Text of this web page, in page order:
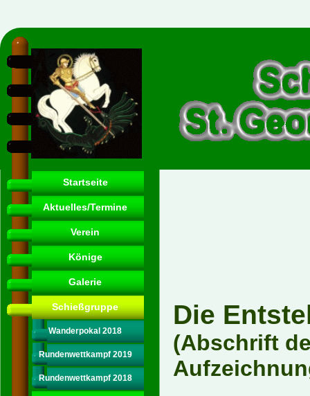
Startseite
Aktuelles/Termine
Verein
Könige
Galerie
Schießgruppe
Wanderpokal 2018
Rundenwettkampf 2019
Rundenwettkampf 2018
Die
(Abschrift